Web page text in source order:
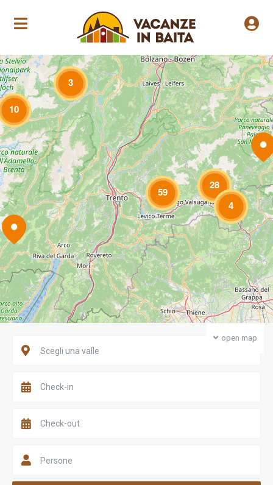
3
10
4
59
28
Loading Maps
open map
Scegli una valle
Persone